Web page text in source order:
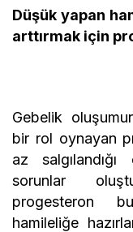
Düşük yapan
arttırmak için
Gebelik
bir rol oynayan
az
sorunlar
progesteron
hamileliğe